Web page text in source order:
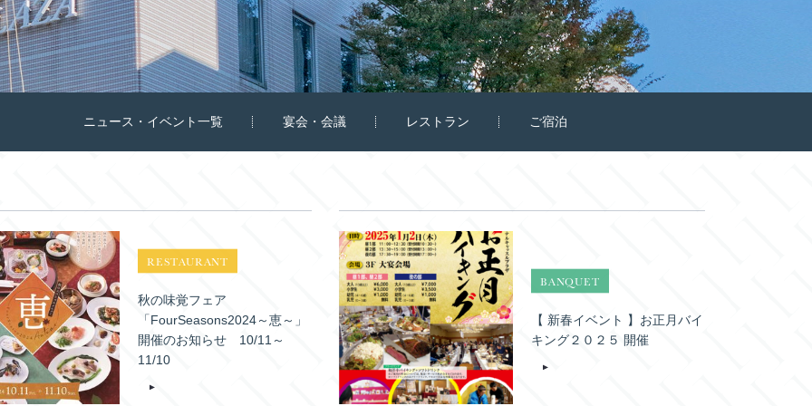
ニュース・イベント一覧 宴会・会議 レストラン ご宿泊
RESTAURANT
秋の味覚フェア
「FourSeasons2024～恵～」
開催のお知らせ 10/11～
11/10
BANQUET
【 新春イベント 】お正月バイ
キング２０２５ 開催